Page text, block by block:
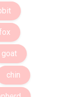
goat
chin